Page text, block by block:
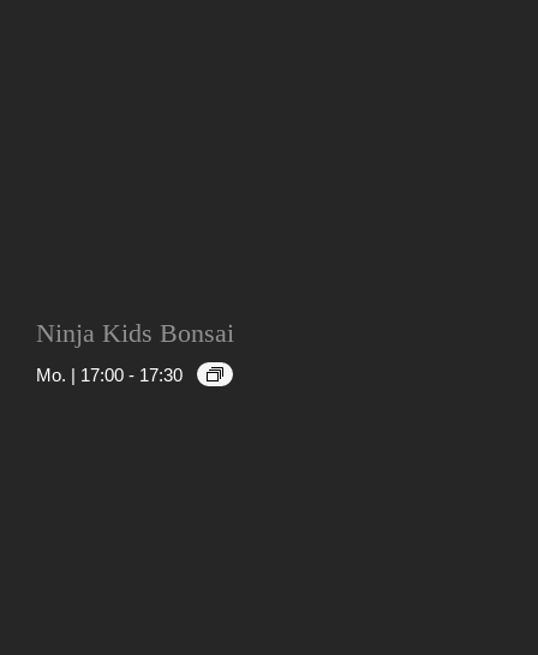
Ninja Kids Bonsai
Mo. | 17:00 - 17:30